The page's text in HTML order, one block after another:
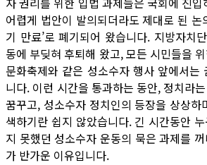
어렵게 법안이 발의되더라도 제대로 된 논
기 만료’로 폐기되어 왔습니다. 지방자치
동에 부딪혀 후퇴해 왔고, 모든 시민들을
문화축제와 같은 성소수자 행사 앞에서는
니다. 이런 시간을 통과하는 동안, 정치라
꿈꾸고, 성소수자 정치인의 등장을 상상하
색하기란 쉽지 않았습니다. 긴 시간동안
지 못했던 성소수자 운동의 묵은 과제를
가 반가운 이유입니다.